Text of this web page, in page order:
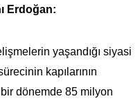
Erdoğan:
yaşandığı siyasi
kapılarının
dönemde 85 milyon